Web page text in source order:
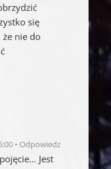
się
że nie do
Odpowiedz
Jest